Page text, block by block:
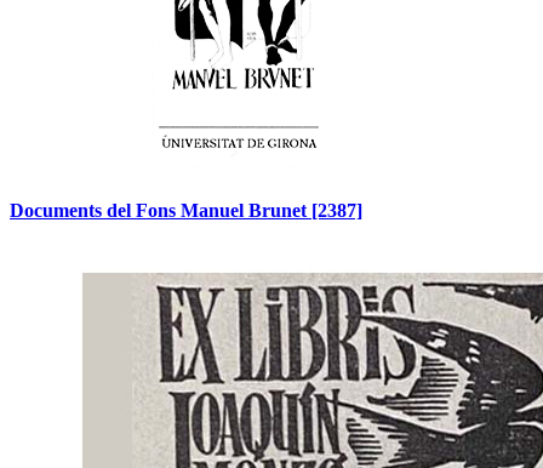
Documents del Fons Manuel Brunet[2387]